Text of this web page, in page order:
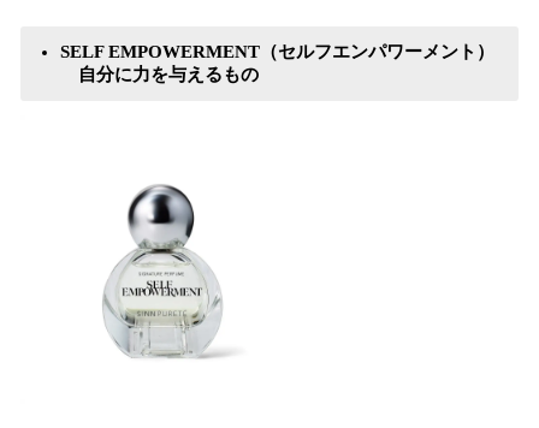
SELF EMPOWERMENT（セルフエンパワーメント）
自分に力を与えるもの